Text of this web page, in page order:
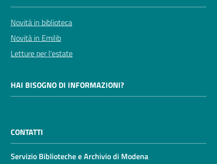
Novità in biblioteca
Novità in Emilib
Letture per l'estate
HAI BISOGNO DI INFORMAZIONI?
CONTATTI
Servizio Biblioteche e Archivio di Modena